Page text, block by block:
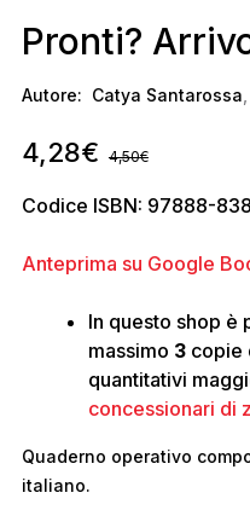
Pronti?
Autore: Catya Santarossa
4,28€ 4,50€
Codice ISBN: 97888-
Anteprima su Google
In questo shop è
massimo 3copie
quantitativi
concessionari di
Quaderno operativo
italiano.